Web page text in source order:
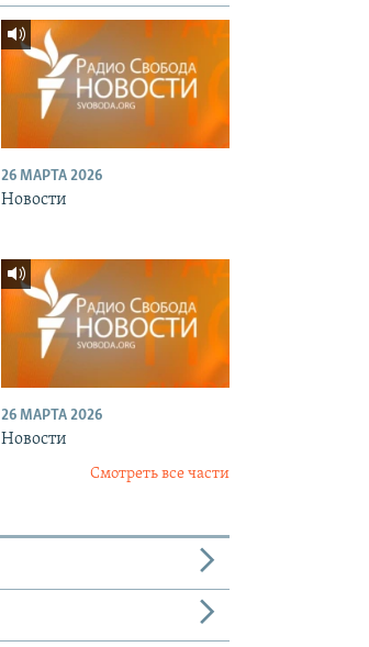
26 МАРТА 2026
Новости
26 МАРТА 2026
Новости
Смотреть все части